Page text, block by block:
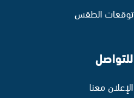
توقعات الطقس
للتواصل
الإعلان معنا